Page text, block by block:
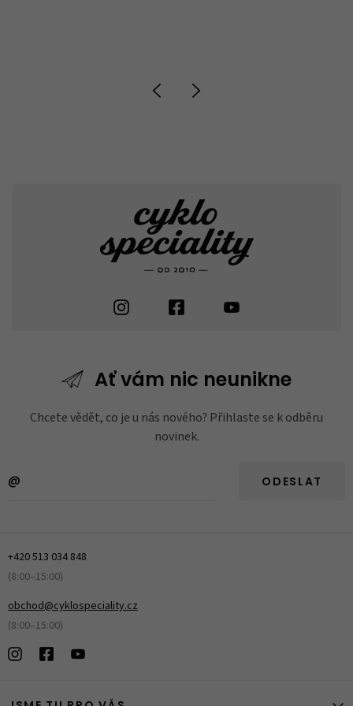
Ať vám nic neunikne
Chcete vědět, co je u nás nového? Přihlaste se k odběru
novinek.
ODESLAT
+420 513 034 848
(8:00–15:00)
obchod@cyklospeciality.cz
(8:00–15:00)